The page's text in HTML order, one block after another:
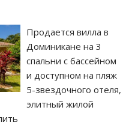
Продается вилла в
Доминикане на 3
спальни с бассейном
и доступном на пляж
5-звездочного отеля,
элитный жилой